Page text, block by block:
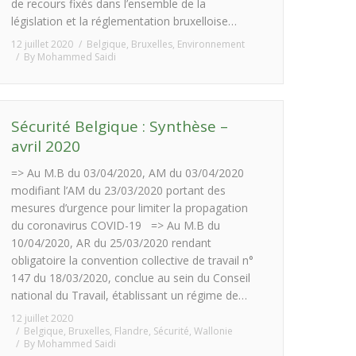
de recours fixés dans l’ensemble de la
législation et la réglementation bruxelloise…
12 juillet 2020 Belgique, Bruxelles, Environnement
By Mohammed Saidi
Sécurité Belgique : Synthèse –
avril 2020
=> Au M.B du 03/04/2020, AM du 03/04/2020
modifiant l’AM du 23/03/2020 portant des
mesures d’urgence pour limiter la propagation
du coronavirus COVID-19 => Au M.B du
10/04/2020, AR du 25/03/2020 rendant
obligatoire la convention collective de travail n°
147 du 18/03/2020, conclue au sein du Conseil
national du Travail, établissant un régime de…
12 juillet 2020
Belgique, Bruxelles, Flandre, Sécurité, Wallonie
By Mohammed Saidi